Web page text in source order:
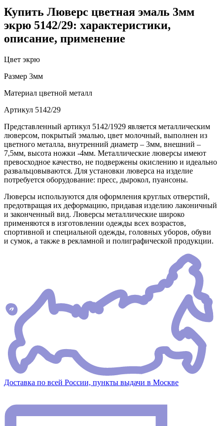
Купить Люверс цветная эмаль 3мм
экрю 5142/29: характеристики,
описание, применение
Цвет экрю
Размер 3мм
Материал цветной металл
Артикул 5142/29
Представленный артикул 5142/1929 является металлическим
люверсом, покрытый эмалью, цвет молочный, выполнен из
цветного металла, внутренний диаметр – 3мм, внешний –
7,5мм, высота ножки -4мм. Металлические люверсы имеют
превосходное качество, не подвержены окислению и идеально
развальцовываются. Для установки люверса на изделие
потребуется оборудование: пресс, дырокол, пуансоны.
Люверсы используются для оформления круглых отверстий,
предотвращая их деформацию, придавая изделию лаконичный
и законченный вид. Люверсы металлические широко
применяются в изготовлении одежды всех возрастов,
спортивной и специальной одежды, головных уборов, обуви
и сумок, а также в рекламной и полиграфической продукции.
Доставка по всей России, пункты выдачи в Москве